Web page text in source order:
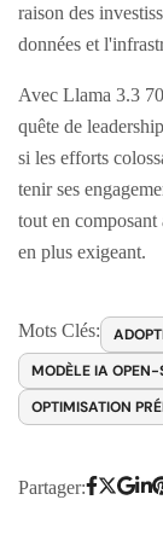
raison des
données et
Avec Llama 3.3
quête de
si les efforts
tenir ses
tout en
en plus exigeant.
Mots Clés:
MODÈLE IA OPEN-
OPTIMISATION
Partager: